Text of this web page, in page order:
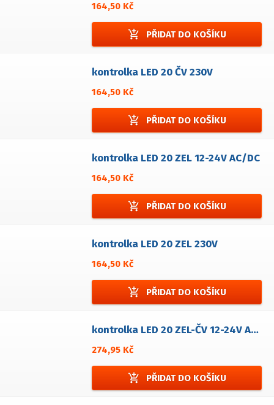
164,50 Kč
add_shopping_cart PŘIDAT DO KOŠÍKU
kontrolka LED 20 ČV 230V
164,50 Kč
add_shopping_cart PŘIDAT DO KOŠÍKU
kontrolka LED 20 ZEL 12-24V AC/DC
164,50 Kč
add_shopping_cart PŘIDAT DO KOŠÍKU
kontrolka LED 20 ZEL 230V
164,50 Kč
add_shopping_cart PŘIDAT DO KOŠÍKU
kontrolka LED 20 ZEL-ČV 12-24V AC/DC
274,95 Kč
add_shopping_cart PŘIDAT DO KOŠÍKU